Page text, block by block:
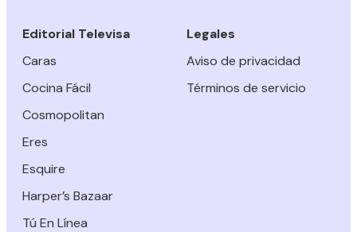
Editorial Televisa
Caras
Cocina Fácil
Cosmopolitan
Eres
Esquire
Harper’s Bazaar
Tú En Línea
Legales
Aviso de privacidad
Términos de servicio